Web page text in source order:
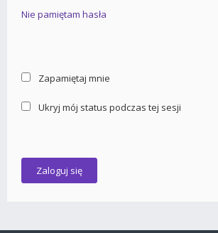
Nie pamiętam hasła
Zapamiętaj mnie
Ukryj mój status podczas tej sesji